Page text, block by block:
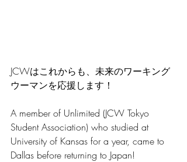
JCWはこれからも、未来のワーキング
ウーマンを応援します！
A member of Unlimited (JCW Tokyo
Student Association) who studied at
University of Kansas for a year, came to
Dallas before returning to Japan!